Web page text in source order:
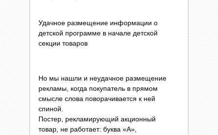
Удачное размещение информации о
детской программе в начале детской
секции товаров
Но мы нашли и неудачное размещение
рекламы, когда покупатель в прямом
смысле слова поворачивается к ней
спиной.
Постер, рекламирующий акционный
товар, не работает: буква «А»,